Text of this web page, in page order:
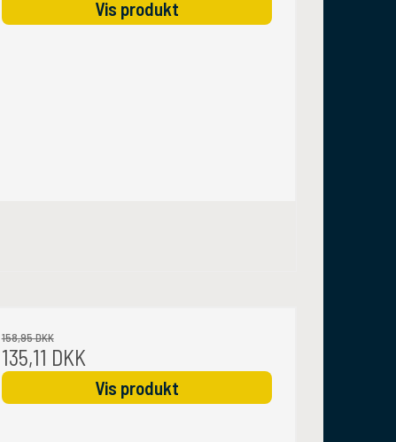
Vis produkt
158,95 DKK
135,11 DKK
Vis produkt